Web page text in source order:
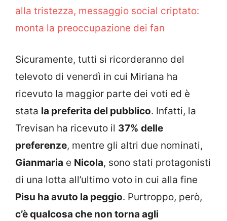
alla tristezza, messaggio social criptato:
monta la preoccupazione dei fan
Sicuramente, tutti si ricorderanno del
televoto di venerdì in cui Miriana ha
ricevuto la maggior parte dei voti ed è
stata la preferita del pubblico. Infatti, la
Trevisan ha ricevuto il 37% delle
preferenze, mentre gli altri due nominati,
Gianmaria e Nicola, sono stati protagonisti
di una lotta all’ultimo voto in cui alla fine
Pisu ha avuto la peggio. Purtroppo, però,
c’è qualcosa che non torna agli